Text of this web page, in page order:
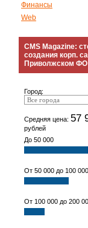
Финансы
Web
CMS Magazine:
создания корп.
Приволжском ФО
Город:
Средняя цена: 57
рублей
До 50 000
От 50 000 до 100 000
От 100 000 до 200